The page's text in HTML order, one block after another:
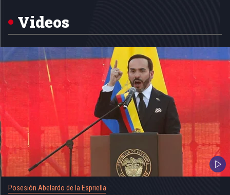
Videos
Posesión Abelardo de la Espriella